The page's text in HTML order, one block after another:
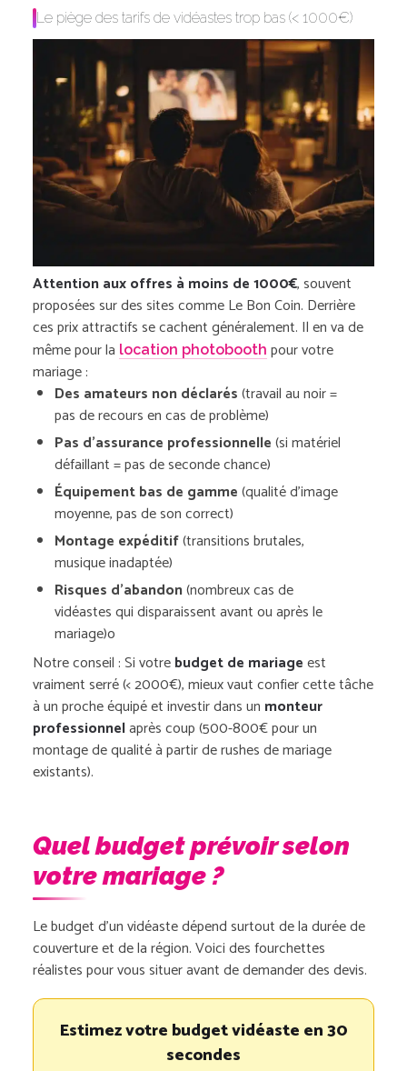
Le piège des tarifs de vidéastes trop bas (< 1000€)
Attention aux offres à moins de 1000€, souvent
proposées sur des sites comme Le Bon Coin. Derrière
ces prix attractifs se cachent généralement. Il en va de
même pour la location photobooth pour votre
mariage :
Des amateurs non déclarés(travail au noir =
pas de recours en cas de problème)
Pas d’assurance professionnelle(si matériel
défaillant = pas de seconde chance)
Équipement bas de gamme(qualité d’image
moyenne, pas de son correct)
Montage expéditif(transitions brutales,
musique inadaptée)
Risques d’abandon(nombreux cas de
vidéastes qui disparaissent avant ou après le
mariage)o
Notre conseil : Si votrebudget de mariageest
vraiment serré (< 2000€), mieux vaut confier cette tâche
à un proche équipé et investir dans un monteur
professionnelaprès coup (500-800€ pour un
montage de qualité à partir de rushes de mariage
existants).
Quel budget prévoir selon
votre mariage ?
Le budget d’un vidéaste dépend surtout de la durée de
couverture et de la région. Voici des fourchettes
réalistes pour vous situer avant de demander des devis.
Estimez votre budget vidéaste en 30
secondes